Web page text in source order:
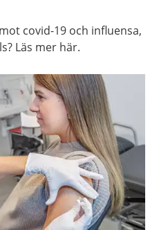
covid-19 och influensa,
Läs mer här.